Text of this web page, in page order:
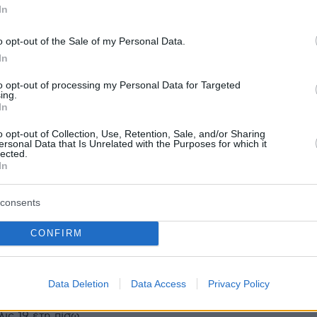
opt-out of the Sale of my Personal Data.
opt-out of processing my Personal Data for Targeted
opt-out of Collection, Use, Retention, Sale, and/or Sharing
Data that Is Unrelated with the Purposes for which it
CONFIRM
Data Deletion Data Access Privacy Policy
protothema.gr στο Google News
Ειδήσειςαπό την Ελλάδα και τον Κόσμο, τη
στο
(80) ΠΡΟΣΘΗΚΗ ΣΧΟΛΙΟΥ
08.07.2026, 14:26
ο ΠΑΟ, μάθετε να μετράτε. Δεύτερον:
και τα στεφάνια του ΣΕΦ, αν καταφέρετε να